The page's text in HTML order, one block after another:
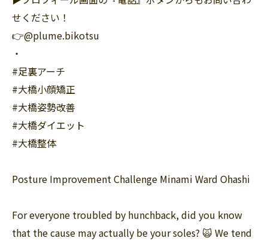
せください！
👉@plume.bikotsu
・
#足裏アーチ
#大橋小顔矯正
#大橋姿勢改善
#大橋ダイエット
#大橋整体
Posture Improvement Challenge Minami Ward Ohashi
For everyone troubled by hunchback, did you know
that the cause may actually be your soles? 🙀 We tend